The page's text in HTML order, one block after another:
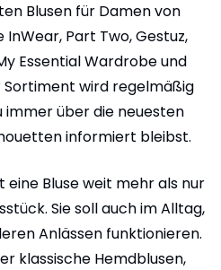
Blusen für Damen von
Part Two, Gestuz,
Essential Wardrobe und
Sortiment wird regelmäßig
immer über die neuesten
informiert bleibst.
eine Bluse weit mehr als nur
Sie soll auch im Alltag,
Anlässen funktionieren.
klassische Hemdblusen,